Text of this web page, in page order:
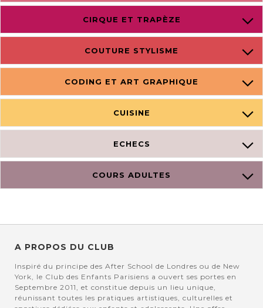
CIRQUE ET TRAPÈZE
COUTURE STYLISME
CODING ET ART GRAPHIQUE
CUISINE
ECHECS
COURS ADULTES
A PROPOS DU CLUB
Inspiré du principe des After School de Londres ou de New
York, le Club des Enfants Parisiens a ouvert ses portes en
Septembre 2011, et constitue depuis un lieu unique,
réunissant toutes les pratiques artistiques, culturelles et